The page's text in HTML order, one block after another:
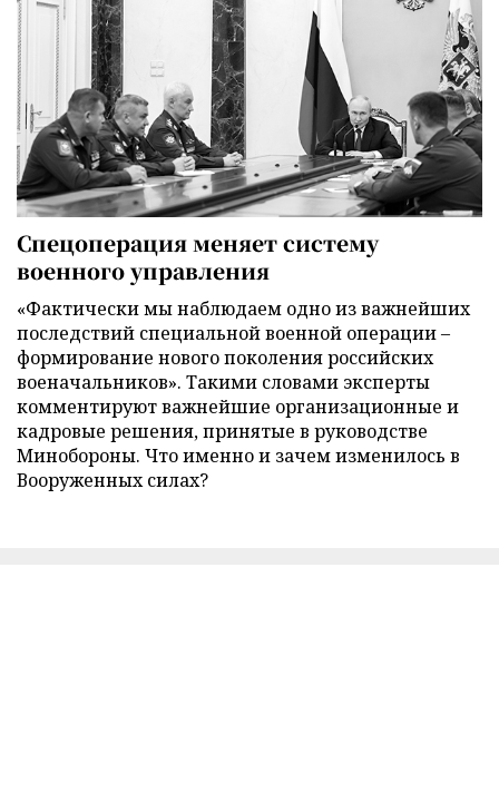
Спецоперация меняет систему
военного управления
«Фактически мы наблюдаем одно из важнейших
последствий специальной военной операции –
формирование нового поколения российских
военачальников». Такими словами эксперты
комментируют важнейшие организационные и
кадровые решения, принятые в руководстве
Минобороны. Что именно и зачем изменилось в
Вооруженных силах?